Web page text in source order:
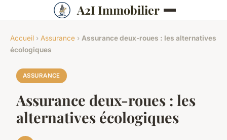
A2I Immobilier
Accueil › Assurance › Assurance deux-roues : les alternatives
écologiques
ASSURANCE
Assurance deux-roues : les
alternatives écologiques